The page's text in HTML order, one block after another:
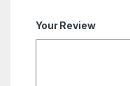
Your Review